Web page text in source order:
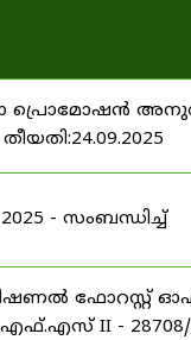
- സംബന്ധിച്ച്
ഫോറസ്റ്റ്
II - 28708/